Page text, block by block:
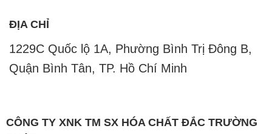
ĐỊA CHỈ
1229C Quốc lộ 1A, Phường Bình Trị Đông B,
Quận Bình Tân, TP. Hồ Chí Minh
CÔNG TY XNK TM SX HÓA CHẤT ĐẮC TRƯỜNG